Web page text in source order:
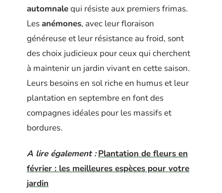
automnalequi résiste aux premiers frimas.
Lesanémones, avec leur floraison
généreuse et leur résistance au froid, sont
des choix judicieux pour ceux qui cherchent
à maintenir un jardin vivant en cette saison.
Leurs besoins en sol riche en humus et leur
plantation en septembre en font des
compagnes idéales pour les massifs et
bordures.
A lire également : Plantation de fleurs en
février : les meilleures espèces pour votre
jardin